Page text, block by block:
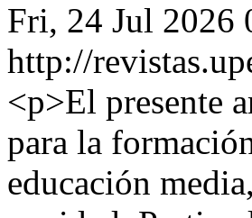
Fri, 24 Jul 2026
http://
<p>El presente
para la
educación